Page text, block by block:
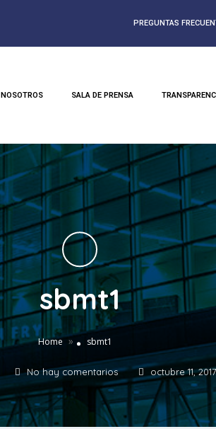
PREGUNTAS
NOSOTROS SALA DE PRENSA
sbmt1
Home » sbmt1
No hay comentarios octubre 11, 2017